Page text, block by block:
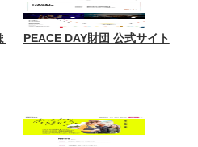
PEACE DAY財団 公式サイト